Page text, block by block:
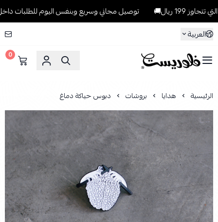
ريال🚚
توصيل مجاني وسريع وبنفس اليوم للطلبات داخل الرياض
العربية
فلوريست Florist
0
الرئيسية هدايا بروشات دبوس حياكة دماغ